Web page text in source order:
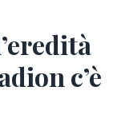
c’è